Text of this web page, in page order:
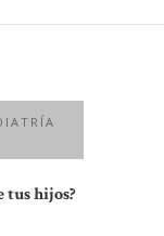
tus hijos?